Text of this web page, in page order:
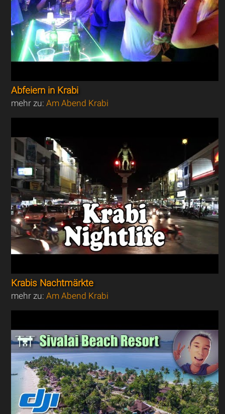
Abfeiern in Krabi
mehr zu:Am Abend Krabi
Krabis Nachtmärkte
mehr zu:Am Abend Krabi